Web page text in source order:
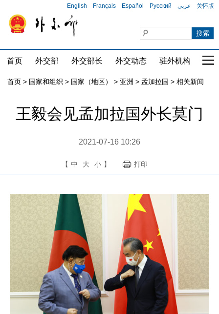
English Français Español Русский عربي 关怀版
首页 外交部 外交部长 外交动态 驻外机构 国
首页 > 国家和组织 > 国家（地区） > 亚洲 > 孟加拉国 > 相关新闻
王毅会见孟加拉国外长莫门
2021-07-16 10:26
【 中 大 小 】 打印